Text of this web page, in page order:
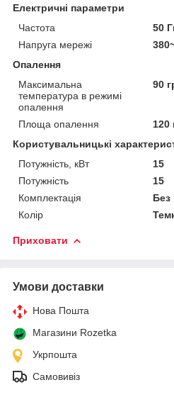
Електричні параметри
Частота
50
Напруга мережі
Опалення
Максимальна
температура в режимі
опалення
90
Площа опалення
120
Користувальницькі
Потужність, кВт
15
Потужність
15
Комплектація
Без
Колір
Приховати
Умови доставки
Нова Пошта
Магазини Rozetka
Укрпошта
Самовивіз